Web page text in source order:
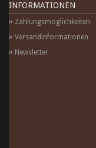
INFORMATIONEN
Zahlungsmöglichkeiten
Versandinformationen
Newsletter